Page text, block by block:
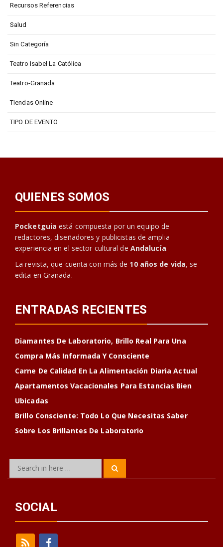
Recursos Referencias
Salud
Sin Categoría
Teatro Isabel La Católica
Teatro-Granada
Tiendas Online
TIPO DE EVENTO
QUIENES SOMOS
Pocketguia está compuesta por un equipo de
redactores, diseñadores y publicistas de amplia
experiencia en el sector cultural de Andalucía.
La revista, que cuenta con más de 10 años de vida, se
edita en Granada.
ENTRADAS RECIENTES
Diamantes De Laboratorio, Brillo Real Para Una
Compra Más Informada Y Consciente
Carne De Calidad En La Alimentación Diaria Actual
Apartamentos Vacacionales Para Estancias Bien
Ubicadas
Brillo Consciente: Todo Lo Que Necesitas Saber
Sobre Los Brillantes De Laboratorio
Search
SOCIAL